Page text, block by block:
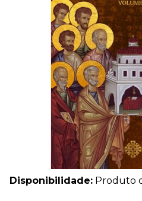
Disponibilidade: Produto